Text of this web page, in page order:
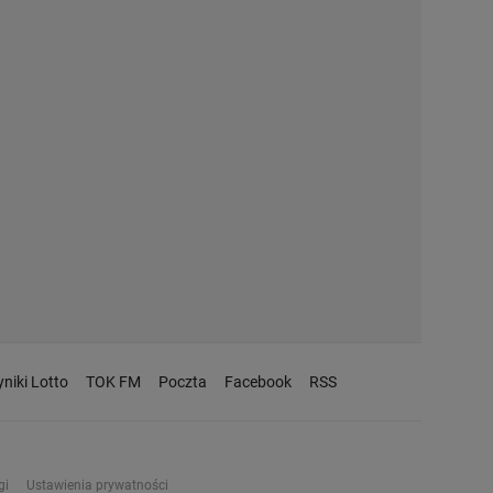
Lotto TOK FM Poczta Facebook RSS
Ustawienia prywatności